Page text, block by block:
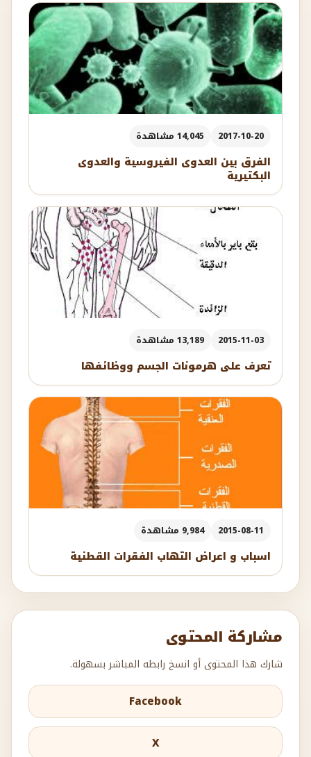
2017-10-20 14,045 مشاهدة
الفرق بين العدوى الفيروسية والعدوى
البكتيرية
2015-11-03 13,189 مشاهدة
تعرف على هرمونات الجسم ووظائفها
2015-08-11 9,984 مشاهدة
اسباب و اعراض التهاب الفقرات القطنية
مشاركة المحتوى
شارك هذا المحتوى أو انسخ رابطه المباشر بسهولة.
Facebook
X